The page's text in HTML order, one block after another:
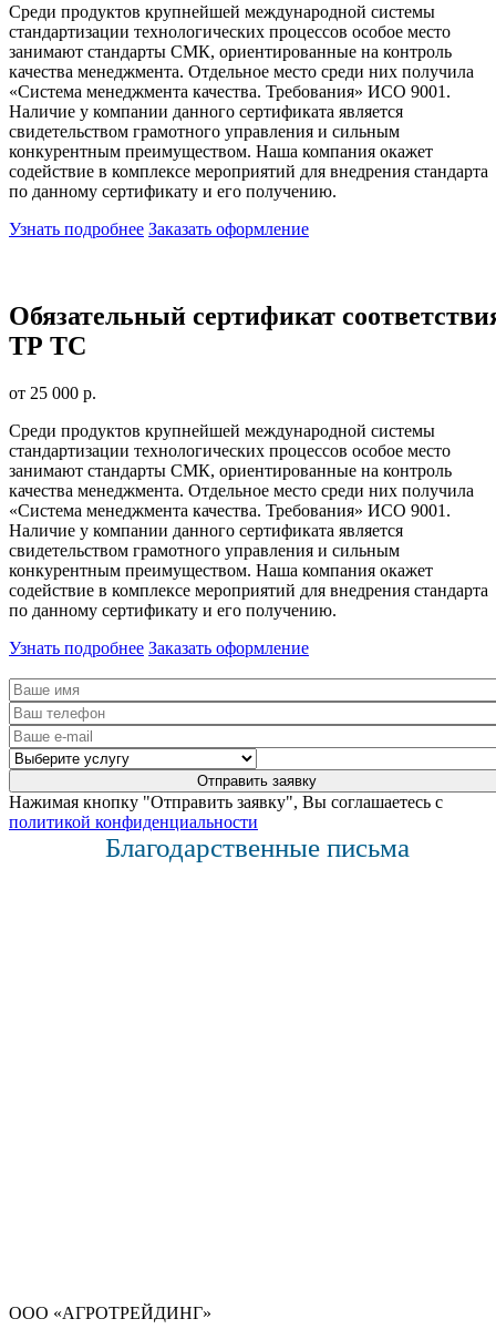
Среди продуктов крупнейшей международной системы
стандартизации технологических процессов особое место
занимают стандарты СМК, ориентированные на контроль
качества менеджмента. Отдельное место среди них получила
«Система менеджмента качества. Требования» ИСО 9001.
Наличие у компании данного сертификата является
свидетельством грамотного управления и сильным
конкурентным преимуществом. Наша компания окажет
содействие в комплексе мероприятий для внедрения стандарта
по данному сертификату и его получению.
Узнать подробнее Заказать оформление
Обязательный сертификат
ТР ТС
от 25 000 р.
Среди продуктов крупнейшей международной системы
стандартизации технологических процессов особое место
занимают стандарты СМК, ориентированные на контроль
качества менеджмента. Отдельное место среди них получила
«Система менеджмента качества. Требования» ИСО 9001.
Наличие у компании данного сертификата является
свидетельством грамотного управления и сильным
конкурентным преимуществом. Наша компания окажет
содействие в комплексе мероприятий для внедрения стандарта
по данному сертификату и его получению.
Узнать подробнее Заказать оформление
Нажимая кнопку "Отправить заявку", Вы соглашаетесь с
политикой конфиденциальности
Благодарственные письма
ООО «АГРОТРЕЙДИНГ»